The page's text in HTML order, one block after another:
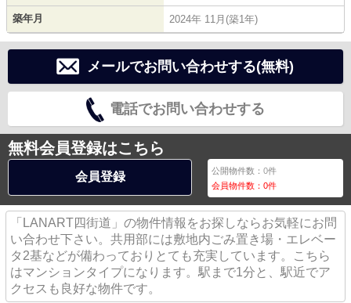
築年月 2024年 11月(築1年)
メールでお問い合わせする(無料)
電話でお問い合わせする
無料会員登録はこちら
会員登録 公開物件数：0件
会員物件数：0件
「LANART四街道」の物件情報をお探しならお気軽にお問
い合わせ下さい。共用部には敷地内ごみ置き場・エレベー
タ2基などが備わっておりとても充実しています。こちら
はマンションタイプになります。駅まで1分と、駅近でア
クセスも良好な物件です。